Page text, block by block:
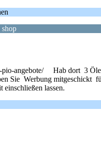
shop
angebote/ Hab dort 3
Sie Werbung
lassen.